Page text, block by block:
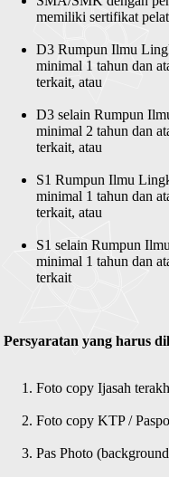
memiliki sertifikat
D3 Rumpun Ilmu
minimal 1 tahun dan
terkait, atau
D3 selain Rumpun
minimal 2 tahun dan
terkait, atau
S1 Rumpun Ilmu
minimal 1 tahun dan
terkait, atau
S1 selain Rumpun
minimal 1 tahun dan
terkait
Persyaratan yang harus
Foto copy Ijasah
Foto copy KTP /
Pas Photo